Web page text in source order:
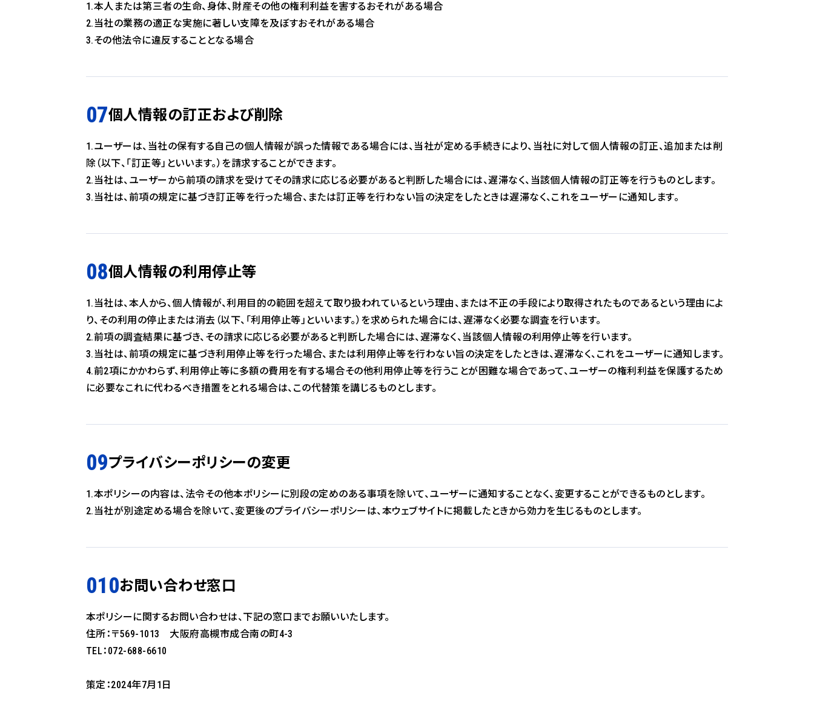
1.本人または第三者の生命、身体、財産その他の権利利益を害するおそれがある場合
2.当社の業務の適正な実施に著しい支障を及ぼすおそれがある場合
3.その他法令に違反することとなる場合
個人情報の訂正および削除
1.ユーザーは、当社の保有する自己の個人情報が誤った情報である場合には、当社が定める手続きにより、当社に対して個人情報の訂正、追加または削
除（以下、「訂正等」といいます。）を請求することができます。
2.当社は、ユーザーから前項の請求を受けてその請求に応じる必要があると判断した場合には、遅滞なく、当該個人情報の訂正等を行うものとします。
3.当社は、前項の規定に基づき訂正等を行った場合、または訂正等を行わない旨の決定をしたときは遅滞なく、これをユーザーに通知します。
個人情報の利用停止等
1.当社は、本人から、個人情報が、利用目的の範囲を超えて取り扱われているという理由、または不正の手段により取得されたものであるという理由によ
り、その利用の停止または消去（以下、「利用停止等」といいます。）を求められた場合には、遅滞なく必要な調査を行います。
2.前項の調査結果に基づき、その請求に応じる必要があると判断した場合には、遅滞なく、当該個人情報の利用停止等を行います。
3.当社は、前項の規定に基づき利用停止等を行った場合、または利用停止等を行わない旨の決定をしたときは、遅滞なく、これをユーザーに通知します。
4.前2項にかかわらず、利用停止等に多額の費用を有する場合その他利用停止等を行うことが困難な場合であって、ユーザーの権利利益を保護するため
に必要なこれに代わるべき措置をとれる場合は、この代替策を講じるものとします。
プライバシーポリシーの変更
1.本ポリシーの内容は、法令その他本ポリシーに別段の定めのある事項を除いて、ユーザーに通知することなく、変更することができるものとします。
2.当社が別途定める場合を除いて、変更後のプライバシーポリシーは、本ウェブサイトに掲載したときから効力を生じるものとします。
お問い合わせ窓口
本ポリシーに関するお問い合わせは、下記の窓口までお願いいたします。
住所：〒569-1013 大阪府高槻市成合南の町4-3
TEL：072-688-6610
策定：2024年7月1日